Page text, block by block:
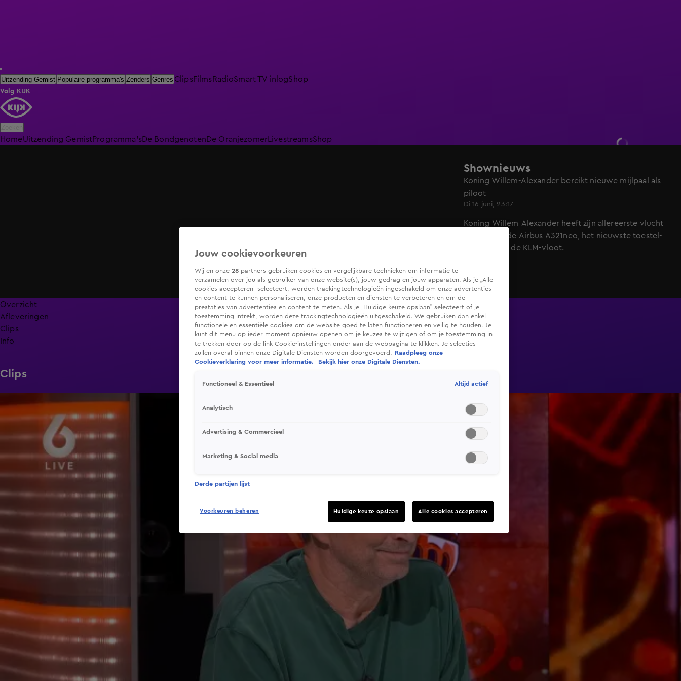
Uitzending Gemist Populaire programma's Zenders Genres ClipsFilmsRadioSmart TV inlogShop
Volg KIJK
HomeUitzending GemistProgramma'sDe BondgenotenDe Oranjezomer LivestreamsShop
Shownieuws
Koning Willem-Alexander bereikt nieuwe mijlpaal als
piloot
Di 16 juni, 23:17
Koning Willem-Alexander heeft zijn allereerste vlucht
gemaakt in de Airbus A321neo, het nieuwste toestel-
type binnen de KLM-vloot.
Overzicht
Afleveringen
Clips
Info
Clips
Jouw cookievoorkeuren
Wij en onze 28 partners gebruiken cookies en vergelijkbare technieken om informatie te
verzamelen over jou als gebruiker van onze website(s), jouw gedrag en jouw apparaten. Als je „Alle
cookies accepteren” selecteert, worden trackingtechnologieën ingeschakeld om onze advertenties
en content te kunnen personaliseren, onze producten en diensten te verbeteren en om de
prestaties van advertenties en content te meten. Als je „Huidige keuze opslaan” selecteert of je
toestemming intrekt, worden deze trackingtechnologieën uitgeschakeld. We gebruiken dan enkel
functionele en essentiële cookies om de website goed te laten functioneren en veilig te houden. Je
kunt dit menu op ieder moment opnieuw openen om je keuzes te wijzigen of om je toestemming in
te trekken door op de link Cookie-instellingen onder aan de webpagina te klikken. Je selecties
zullen overal binnen onze Digitale Diensten worden doorgevoerd.
Raadpleeg onze
Cookieverklaring voor meer informatie.
Bekijk hier onze Digitale Diensten.
Functioneel & Essentieel Altijd actief
Analytisch
Advertising & Commercieel
Marketing & Social media
Derde partijen lijst
Voorkeuren beheren Huidige keuze opslaan Alle cookies accepteren